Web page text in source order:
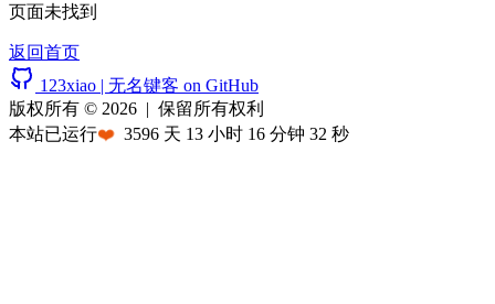
页面未找到
返回首页
123xiao | 无名键客 on GitHub
版权所有 © 2026 | 保留所有权利
本站已运行❤️ 3596 天 13 小时 16 分钟 32 秒